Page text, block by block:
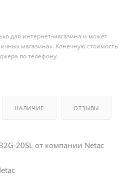
для интернет-магазина и может
магазинах. Конечную стоимость
по телефону.
НАЛИЧИЕ ОТЗЫВЫ
20SL от компании Netac